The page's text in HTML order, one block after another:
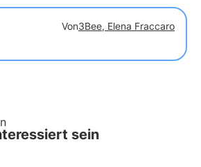
Von3Bee, Elena Fraccaro
sein